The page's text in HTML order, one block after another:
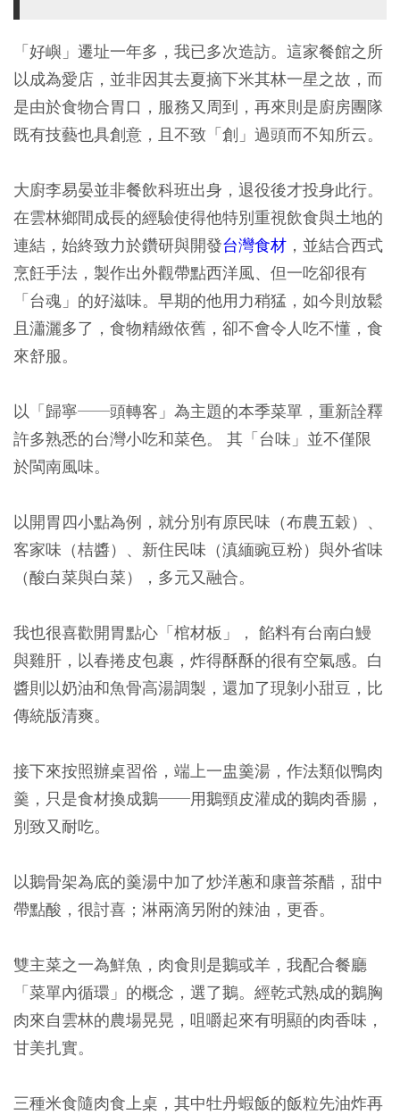
「好嶼」遷址一年多，我已多次造訪。這家餐館之所
以成為愛店，並非因其去夏摘下米其林一星之故，而
是由於食物合胃口，服務又周到，再來則是廚房團隊
既有技藝也具創意，且不致「創」過頭而不知所云。
大廚李易晏並非餐飲科班出身，退役後才投身此行。
在雲林鄉間成長的經驗使得他特別重視飲食與土地的
連結，始終致力於鑽研與開發台灣食材 ，並結合西式
烹飪手法，製作出外觀帶點西洋風、但一吃卻很有
「台魂」的好滋味。早期的他用力稍猛，如今則放鬆
且瀟灑多了，食物精緻依舊，卻不會令人吃不懂，食
來舒服。
以「歸寧──頭轉客」為主題的本季菜單，重新詮釋
許多熟悉的台灣小吃和菜色。 其「台味」並不僅限
於閩南風味。
以開胃四小點為例，就分別有原民味（布農五穀）、
客家味（桔醬）、新住民味（滇緬豌豆粉）與外省味
（酸白菜與白菜），多元又融合。
我也很喜歡開胃點心「棺材板」， 餡料有台南白鰻
與雞肝，以春捲皮包裹，炸得酥酥的很有空氣感。白
醬則以奶油和魚骨高湯調製，還加了現剝小甜豆，比
傳統版清爽。
接下來按照辦桌習俗，端上一盅羹湯，作法類似鴨肉
羹，只是食材換成鵝──用鵝頸皮灌成的鵝肉香腸，
別致又耐吃。
以鵝骨架為底的羹湯中加了炒洋蔥和康普茶醋，甜中
帶點酸，很討喜；淋兩滴另附的辣油，更香。
雙主菜之一為鮮魚，肉食則是鵝或羊，我配合餐廳
「菜單內循環」的概念，選了鵝。經乾式熟成的鵝胸
肉來自雲林的農場晃晃，咀嚼起來有明顯的肉香味，
甘美扎實。
三種米食隨肉食上桌，其中牡丹蝦飯的飯粒先油炸再